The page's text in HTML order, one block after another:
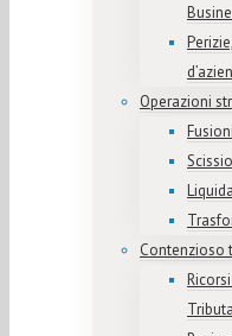
Operazioni
Fusioni
Contenzioso